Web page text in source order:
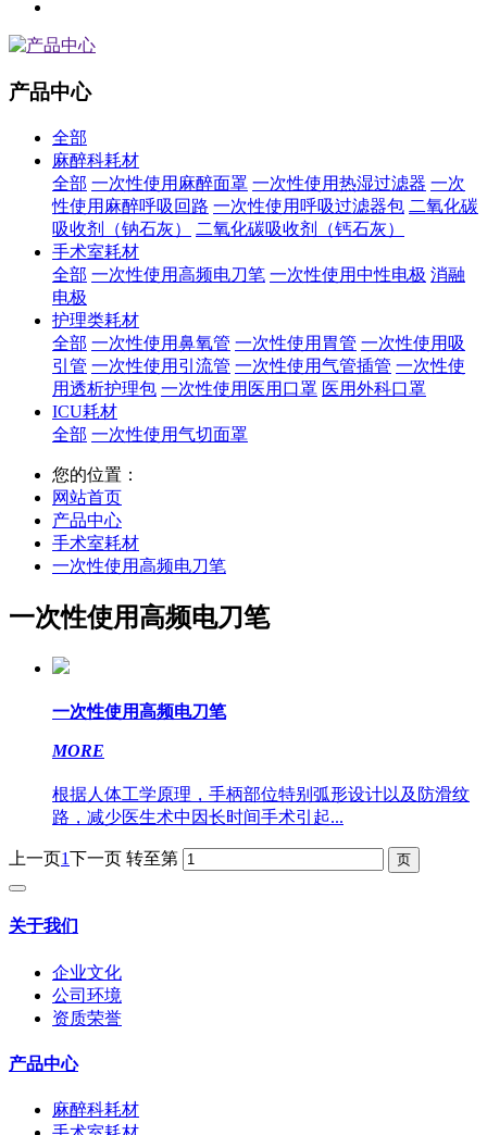
产品中心
全部
麻醉科耗材
全部 一次性使用麻醉面罩 一次性使用热湿过滤器 一次
性使用麻醉呼吸回路 一次性使用呼吸过滤器包 二氧化碳
吸收剂（钠石灰）
二氧化碳吸收剂（钙石灰）
手术室耗材
全部 一次性使用高频电刀笔 一次性使用中性电极 消融
电极
护理类耗材
全部 一次性使用鼻氧管 一次性使用胃管 一次性使用吸
引管 一次性使用引流管 一次性使用气管插管 一次性使
用透析护理包 一次性使用医用口罩 医用外科口罩
ICU耗材
全部 一次性使用气切面罩
您的位置：
网站首页
产品中心
手术室耗材
一次性使用高频电刀笔
一次性使用高频电刀笔
一次性使用高频电刀笔
MORE
根据人体工学原理，手柄部位特别弧形设计以及防滑纹
路，减少医生术中因长时间手术引起...
上一页1下一页 转至第
关于我们
企业文化
公司环境
资质荣誉
产品中心
麻醉科耗材